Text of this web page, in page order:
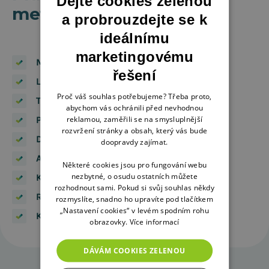
metodami
Meta Ads Manager
LinkedIn Campaign Manager
TikTok Ads Manager
Pinterest Ads
Datová segmentace
A/B testování
Kreativní strategie
Remarketing
Konverzní optimalizace
a probrouzdejte se k
ideálnímu
marketingovému
řešení
Proč váš souhlas potřebujeme? Třeba proto,
abychom vás ochránili před nevhodnou
reklamou, zaměřili se na smysluplnější
rozvržení stránky a obsah, který vás bude
doopravdy zajímat.
Některé cookies jsou pro fungování webu
nezbytné, o osudu ostatních můžete
rozhodnout sami. Pokud si svůj souhlas někdy
rozmyslíte, snadno ho upravíte pod tlačítkem
„Nastavení cookies“ v levém spodním rohu
obrazovky. Více informací
DÁVÁM COOKIES ZELENOU